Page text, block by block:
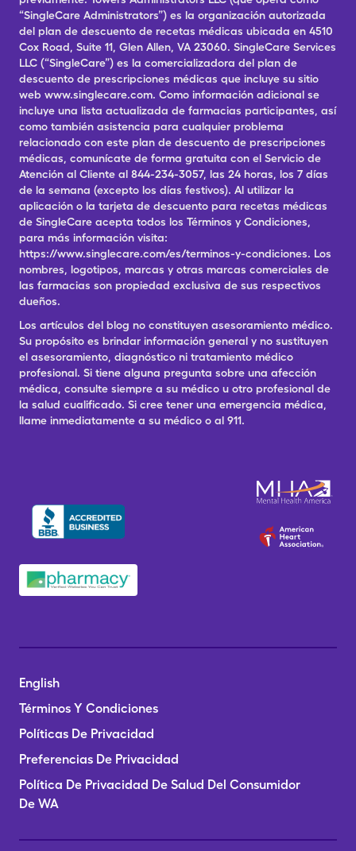
“SingleCare Administrators”) es la organización autorizada
del plan de descuento de recetas médicas ubicada en 4510
Cox Road, Suite 11, Glen Allen, VA 23060. SingleCare Services
LLC (“SingleCare”) es la comercializadora del plan de
descuento de prescripciones médicas que incluye su sitio
web www.singlecare.com. Como información adicional se
incluye una lista actualizada de farmacias participantes, así
como también asistencia para cualquier problema
relacionado con este plan de descuento de prescripciones
médicas, comunícate de forma gratuita con el Servicio de
Atención al Cliente al 844-234-3057, las 24 horas, los 7 días
de la semana (excepto los días festivos). Al utilizar la
aplicación o la tarjeta de descuento para recetas médicas
de SingleCare acepta todos los Términos y Condiciones,
para más información visita:
https://www.singlecare.com/es/terminos-y-condiciones. Los
nombres, logotipos, marcas y otras marcas comerciales de
las farmacias son propiedad exclusiva de sus respectivos
dueños.
Los artículos del blog no constituyen asesoramiento médico.
Su propósito es brindar información general y no sustituyen
el asesoramiento, diagnóstico ni tratamiento médico
profesional. Si tiene alguna pregunta sobre una afección
médica, consulte siempre a su médico u otro profesional de
la salud cualificado. Si cree tener una emergencia médica,
llame inmediatamente a su médico o al 911.
English
Términos Y Condiciones
Políticas De Privacidad
Preferencias De Privacidad
Política De Privacidad De Salud Del Consumidor
De WA